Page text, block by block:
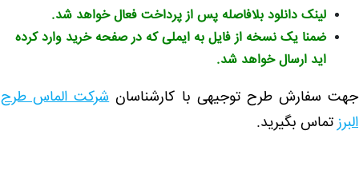
لینک دانلود بلافاصله پس از پرداخت فعال خواهد شد.
ضمنا یک نسخه از فایل به ایملی که در صفحه خرید وارد کرده
اید ارسال خواهد شد.
جهت سفارش طرح توجیهی با کارشناسانشرکت الماس طرح
البرزتماس بگیرید.